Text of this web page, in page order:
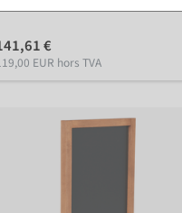
€
EUR hors TVA